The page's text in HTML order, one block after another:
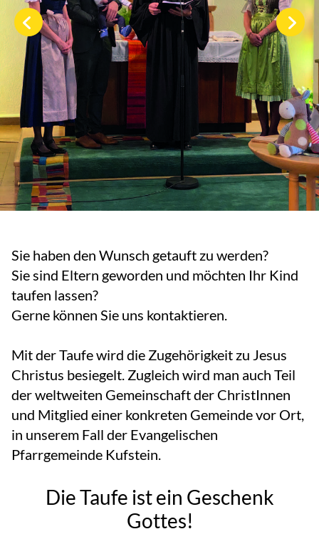
Sie haben den Wunsch getauft zu werden?
Sie sind Eltern geworden und möchten Ihr Kind
taufen lassen?
Gerne können Sie uns kontaktieren.
Mit der Taufe wird die Zugehörigkeit zu Jesus
Christus besiegelt. Zugleich wird man auch Teil
der weltweiten Gemeinschaft der ChristInnen
und Mitglied einer konkreten Gemeinde vor Ort,
in unserem Fall der Evangelischen
Pfarrgemeinde Kufstein.
Die Taufe ist ein Geschenk
Gottes!